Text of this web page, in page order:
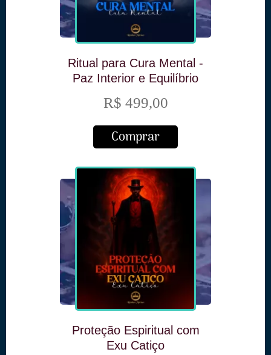
Ritual para Cura Mental -
Paz Interior e Equilíbrio
R$ 499,00
Comprar
Proteção Espiritual com
Exu Catiço